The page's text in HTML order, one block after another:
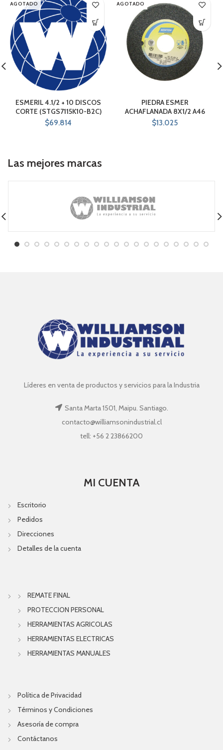
AGOTADO
ESMERIL 4.1/2 + 10 DISCOS
CORTE (STGS7115K10-B2C)
$69.814
AGOTADO
PIEDRA ESMER
ACHAFLANADA 8X1/2 A46
$13.025
Las mejores marcas
Líderes en venta de productos y servicios para la Industria
Santa Marta 1501, Maipu. Santiago.
contacto@williamsonindustrial.cl
tell: +56 2 23866200
MI CUENTA
Escritorio
Pedidos
Direcciones
Detalles de la cuenta
REMATE FINAL
PROTECCION PERSONAL
HERRAMIENTAS AGRICOLAS
HERRAMIENTAS ELECTRICAS
HERRAMIENTAS MANUALES
Política de Privacidad
Términos y Condiciones
Asesoría de compra
Contáctanos